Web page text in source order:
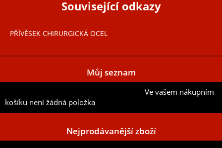
Související odkazy
PŘÍVĚSEK CHIRURGICKÁ OCEL
Můj seznam
Ve vašem nákupním
košíku není žádná položka
Nejprodávanější zboží